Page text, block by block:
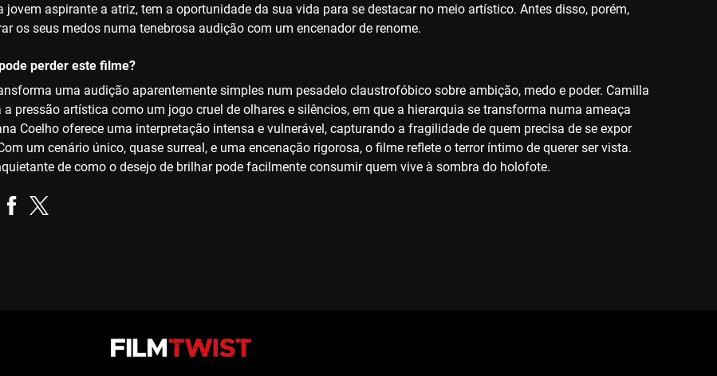
jovem aspirante a atriz, tem a oportunidade da sua vida para se destacar no meio artístico. Antes disso, porém,
os seus medos numa tenebrosa audição com um encenador de renome.
perder este filme?
uma audição aparentemente simples num pesadelo claustrofóbico sobre ambição, medo e poder. Camilla
a pressão artística como um jogo cruel de olhares e silêncios, em que a hierarquia se transforma numa ameaça
Coelho oferece uma interpretação intensa e vulnerável, capturando a fragilidade de quem precisa de se expor
um cenário único, quase surreal, e uma encenação rigorosa, o filme reflete o terror íntimo de querer ser vista.
de como o desejo de brilhar pode facilmente consumir quem vive à sombra do holofote.